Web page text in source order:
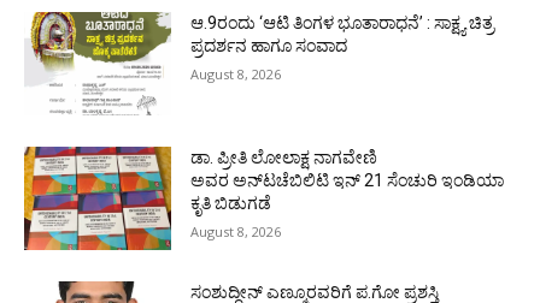
ಆ.9ರಂದು ‘ಆಟಿ ತಿಂಗಳ ಭೂತಾರಾಧನೆ’ : ಸಾಕ್ಷ್ಯ ಚಿತ್ರ
ಪ್ರದರ್ಶನ ಹಾಗೂ ಸಂವಾದ
August 8, 2026
ಡಾ. ಪ್ರೀತಿ ಲೋಲಾಕ್ಷ ನಾಗವೇಣಿ
ಅವರ ಅನ್‌ಟಚೆಬಿಲಿಟಿ ಇನ್ 21 ಸೆಂಚುರಿ ಇಂಡಿಯಾ
ಕೃತಿ ಬಿಡುಗಡೆ
August 8, 2026
ಸಂಶುದ್ಧೀನ್ ಎಣ್ಮೂರವರಿಗೆ ಪ.ಗೋ ಪ್ರಶಸ್ತಿ